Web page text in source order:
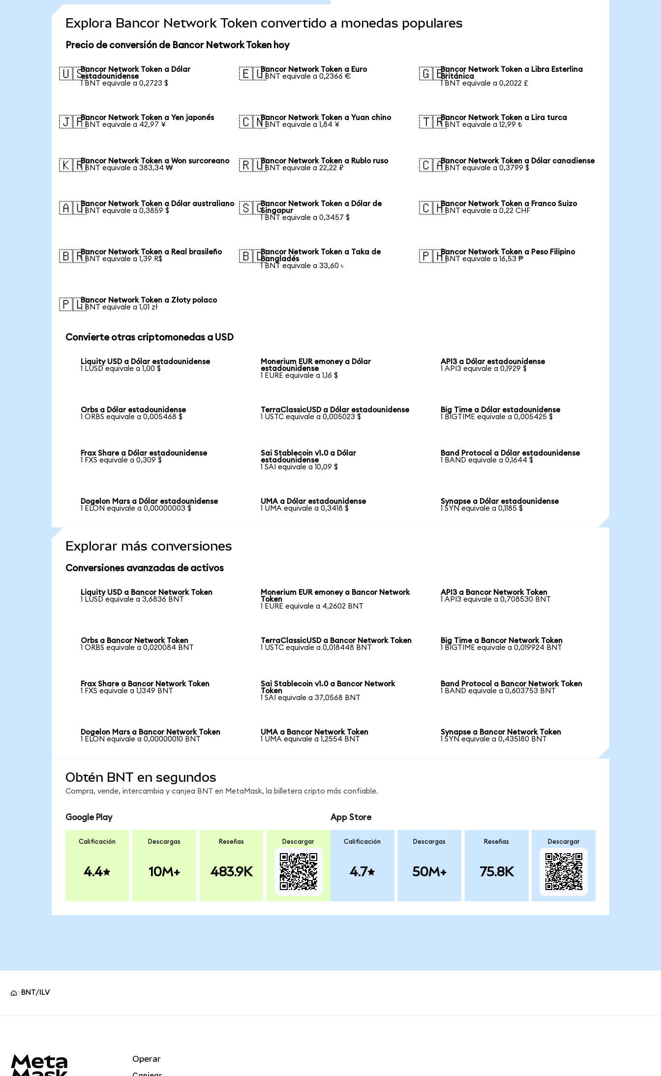
Explora Bancor Network Token convertido a monedas populares
Precio de conversión de Bancor Network Token hoy
🇺🇸Bancor Network Token a Dólar
estadounidense
1 BNT equivale a 0,2723 $
🇪🇺Bancor Network Token a Euro
1 BNT equivale a 0,2366 €
🇬🇧Bancor Network Token a Libra Esterlina
Británica
1 BNT equivale a 0,2022 £
🇯🇵Bancor Network Token a Yen japonés
1 BNT equivale a 42,97 ¥
🇨🇳Bancor Network Token a Yuan chino
1 BNT equivale a 1,84 ¥
🇹🇷Bancor Network Token a Lira turca
1 BNT equivale a 12,99 ₺
🇰🇷Bancor Network Token a Won surcoreano
1 BNT equivale a 383,34 ₩
🇷🇺Bancor Network Token a Rublo ruso
1 BNT equivale a 22,22 ₽
🇨🇦Bancor Network Token a Dólar canadiense
1 BNT equivale a 0,3799 $
🇦🇺Bancor Network Token a Dólar australiano
1 BNT equivale a 0,3859 $
🇸🇬Bancor Network Token a Dólar de
Singapur
1 BNT equivale a 0,3457 $
🇨🇭Bancor Network Token a Franco Suizo
1 BNT equivale a 0,22 CHF
🇧🇷Bancor Network Token a Real brasileño
1 BNT equivale a 1,39 R$
🇧🇩Bancor Network Token a Taka de
Bangladés
1 BNT equivale a 33,60 ৳
🇵🇭Bancor Network Token a Peso Filipino
1 BNT equivale a 16,53 ₱
🇵🇱Bancor Network Token a Złoty polaco
1 BNT equivale a 1,01 zł
Convierte otras criptomonedas a USD
Liquity USD a Dólar estadounidense
1 LUSD equivale a 1,00 $
Monerium EUR emoney a Dólar
estadounidense
1 EURE equivale a 1,16 $
API3 a Dólar estadounidense
1 API3 equivale a 0,1929 $
Orbs a Dólar estadounidense
1 ORBS equivale a 0,005468 $
TerraClassicUSD a Dólar estadounidense
1 USTC equivale a 0,005023 $
Big Time a Dólar estadounidense
1 BIGTIME equivale a 0,005425 $
Frax Share a Dólar estadounidense
1 FXS equivale a 0,309 $
Sai Stablecoin v1.0 a Dólar
estadounidense
1 SAI equivale a 10,09 $
Band Protocol a Dólar estadounidense
1 BAND equivale a 0,1644 $
Dogelon Mars a Dólar estadounidense
1 ELON equivale a 0,00000003 $
UMA a Dólar estadounidense
1 UMA equivale a 0,3418 $
Synapse a Dólar estadounidense
1 SYN equivale a 0,1185 $
Explorar más conversiones
Conversiones avanzadas de activos
Liquity USD a Bancor Network Token
1 LUSD equivale a 3,6836 BNT
Monerium EUR emoney a Bancor Network
Token
1 EURE equivale a 4,2602 BNT
API3 a Bancor Network Token
1 API3 equivale a 0,708530 BNT
Orbs a Bancor Network Token
1 ORBS equivale a 0,020084 BNT
TerraClassicUSD a Bancor Network Token
1 USTC equivale a 0,018448 BNT
Big Time a Bancor Network Token
1 BIGTIME equivale a 0,019924 BNT
Frax Share a Bancor Network Token
1 FXS equivale a 1,1349 BNT
Sai Stablecoin v1.0 a Bancor Network
Token
1 SAI equivale a 37,0568 BNT
Band Protocol a Bancor Network Token
1 BAND equivale a 0,603753 BNT
Dogelon Mars a Bancor Network Token
1 ELON equivale a 0,00000010 BNT
UMA a Bancor Network Token
1 UMA equivale a 1,2554 BNT
Synapse a Bancor Network Token
1 SYN equivale a 0,435180 BNT
Obtén BNT en segundos
Compra, vende, intercambia y canjea BNT en MetaMask, la billetera cripto más confiable.
Google Play
Calificación
4.4
Descargas
10M+
Reseñas
483.9K
Descargar
App Store
Calificación
4.7
Descargas
50M+
Reseñas
75.8K
Descargar
BNT/ILV
Operar